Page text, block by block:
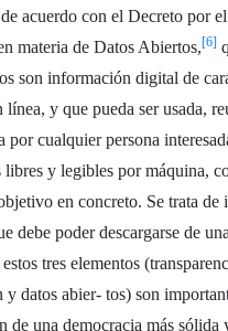
acuerdo con el Decreto por el
materia de Datos Abiertos,[6]
son información digital de
línea, y que pueda ser usada,
por cualquier persona
libres y legibles por máquina,
en concreto. Se trata de
debe poder descargarse de
tres elementos
datos abier- tos) son
de una democracia más sólida